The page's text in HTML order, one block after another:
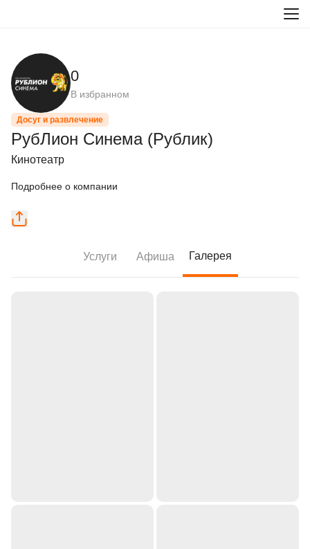
0
В избранном
Досуг и развлечение
РубЛион Синема (Рублик)
Кинотеатр
Подробнее о компании
Услуги Афиша Галерея